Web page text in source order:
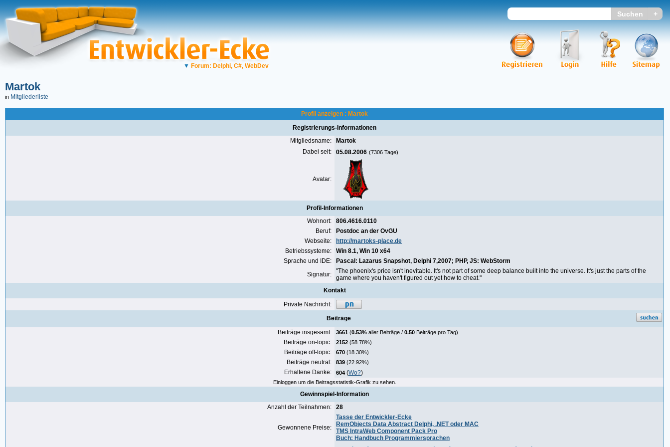
▼ Forum: Delphi, C#, WebDev
Martok
in Mitgliederliste
Profil anzeigen : Martok
Registrierungs-Informationen
Mitgliedsname:
Martok
Dabei seit:
05.08.2006 (7306 Tage)
Avatar:
Profil-Informationen
Wohnort:
806.4616.0110
Beruf:
Postdoc an der OvGU
Webseite:
http://martoks-place.de
Betriebssysteme:
Win 8.1, Win 10 x64
Sprache und IDE:
Pascal: Lazarus Snapshot, Delphi 7,2007; PHP, JS: WebStorm
Signatur:
"The phoenix's price isn't inevitable. It's not part of some deep balance built into the universe. It's just the parts of the
game where you haven't figured out yet how to cheat."
Kontakt
Private Nachricht:
Beiträge
Beiträge insgesamt:
3661 (0.53% aller Beiträge / 0.50 Beiträge pro Tag)
Beiträge on-topic: 2152 (58.78%)
Beiträge off-topic: 670 (18.30%)
Beiträge neutral: 839 (22.92%)
Erhaltene Danke: 604 (Wo?)
Einloggen um die Beitragsstatistik-Grafik zu sehen.
Gewinnspiel-Information
Anzahl der Teilnahmen:
28
Gewonnene Preise:
Tasse der Entwickler-Ecke
RemObjects Data Abstract Delphi, .NET oder MAC
TMS IntraWeb Component Pack Pro
Buch: Handbuch Programmiersprachen